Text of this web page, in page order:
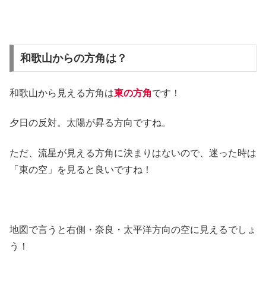
和歌山からの方角は？
和歌山から見える方角は東の方角です！
夕日の反対。太陽が昇る方向ですね。
ただ、流星が見える方角に決まりはないので、迷った時は
「東の空」を見ると良いですね！
地図で言うと右側・奈良・太平洋方向の空に見えるでしょ
う！